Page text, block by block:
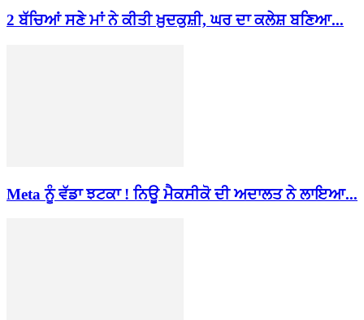
2 ਬੱਚਿਆਂ ਸਣੇ ਮਾਂ ਨੇ ਕੀਤੀ ਖ਼ੁਦਕੁਸ਼ੀ, ਘਰ ਦਾ ਕਲੇਸ਼ ਬਣਿਆ...
Meta ਨੂੰ ਵੱਡਾ ਝਟਕਾ ! ਨਿਊ ਮੈਕਸੀਕੋ ਦੀ ਅਦਾਲਤ ਨੇ ਲਾਇਆ...